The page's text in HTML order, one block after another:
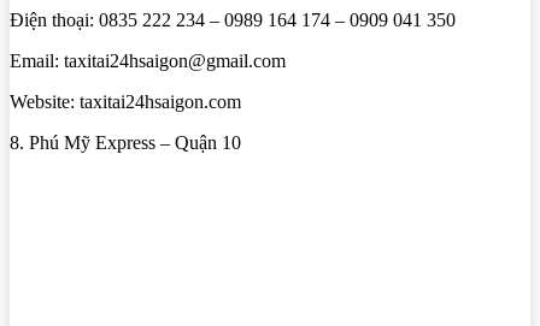
Điện thoại: 0835 222 234 – 0989 164 174 – 0909 041 350
Email: taxitai24hsaigon@gmail.com
Website: taxitai24hsaigon.com
8. Phú Mỹ Express – Quận 10